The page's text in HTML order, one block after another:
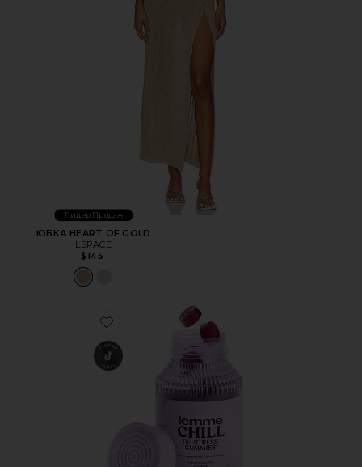
Лидер Продаж
ЮБКА HEART OF GOLD
LSPACE
$145
Favorite ВИТАМИННЫЕ МАРМЕЛАДКИ CHILL